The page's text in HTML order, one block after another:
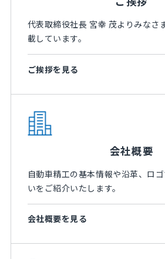
代表取締役社長 宮幸 茂よりみなさ
載しています。
ご挨拶を見る
会社概要
自動車精工の基本情報や沿革、ロ
いをご紹介いたします。
会社概要を見る